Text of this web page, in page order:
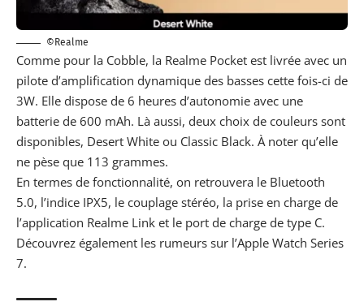
©Realme
Comme pour la Cobble, la Realme Pocket est livrée avec un
pilote d’amplification dynamique des basses cette fois-ci de
3W. Elle dispose de 6 heures d’autonomie avec une
batterie de 600 mAh. Là aussi, deux choix de couleurs sont
disponibles, Desert White ou Classic Black. À noter qu’elle
ne pèse que 113 grammes.
En termes de fonctionnalité, on retrouvera le Bluetooth
5.0, l’indice IPX5, le couplage stéréo, la prise en charge de
l’application Realme Link et le port de charge de type C.
Découvrez également les rumeurs sur l’Apple Watch Series
7.